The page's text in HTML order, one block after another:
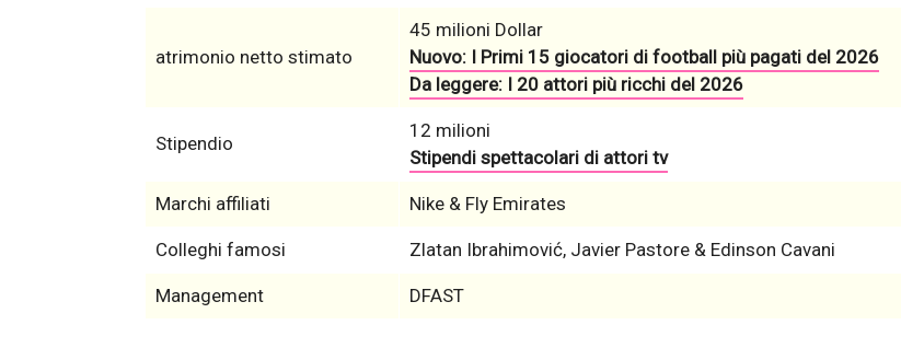
atrimonio netto stimato
45 milioni Dollar
Nuovo: I Primi 15 giocatori di football più pagati del 2026
Da leggere: I 20 attori più ricchi del 2026
Stipendio
12 milioni
Stipendi spettacolari di attori tv
Marchi affiliati Nike & Fly Emirates
Colleghi famosi Zlatan Ibrahimović, Javier Pastore & Edinson Cavani
Management DFAST